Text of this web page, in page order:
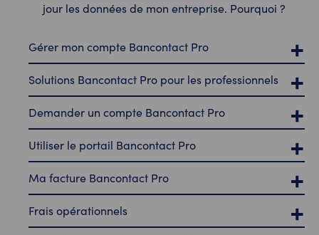
jour les données de mon entreprise. Pourquoi ?
Gérer mon compte Bancontact Pro
Solutions Bancontact Pro pour les professionnels
Demander un compte Bancontact Pro
Utiliser le portail Bancontact Pro
Ma facture Bancontact Pro
Frais opérationnels